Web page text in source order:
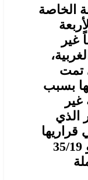
الخاصة
17 إقليماً غير
تمت
بسبب
1975، الأمر الذي
34/37 المؤرخ 21 نوفمبر 1979 و 35/19
جملة